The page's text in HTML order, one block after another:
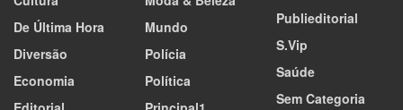
De Última Hora
Diversão
Economia
Mundo
Polícia
Política
Publieditorial
S.Vip
Saúde
Sem Categoria